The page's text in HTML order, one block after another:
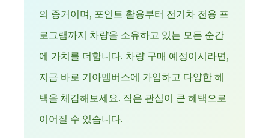
의 증거이며, 포인트 활용부터 전기차 전용 프
로그램까지 차량을 소유하고 있는 모든 순간
에 가치를 더합니다. 차량 구매 예정이시라면,
지금 바로 기아멤버스에 가입하고 다양한 혜
택을 체감해보세요. 작은 관심이 큰 혜택으로
이어질 수 있습니다.